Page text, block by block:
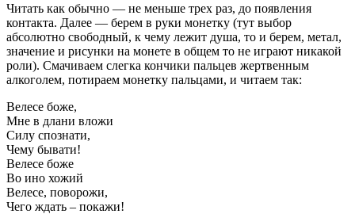
Читать как обычно — не меньше трех раз, до появления
контакта. Далее — берем в руки монетку (тут выбор
абсолютно свободный, к чему лежит душа, то и берем, метал,
значение и рисунки на монете в общем то не играют никакой
роли). Смачиваем слегка кончики пальцев жертвенным
алкоголем, потираем монетку пальцами, и читаем так:
Велесе боже,
Мне в длани вложи
Силу спознати,
Чему бывати!
Велесе боже
Во ино хожий
Велесе, поворожи,
Чего ждать – покажи!